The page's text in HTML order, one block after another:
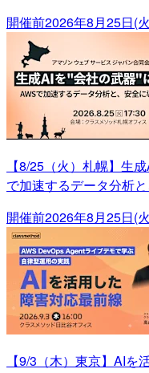
開催前2026年8月25日(
【8/25（火）札幌】生
で加速するデータ分析
開催前2026年8月25日(
【9/3（木）東京】AI